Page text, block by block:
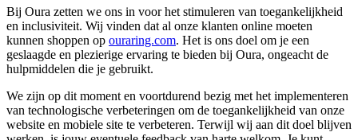
Bij Oura zetten we ons in voor het stimuleren van toegankelijkheid
en inclusiviteit. Wij vinden dat al onze klanten online moeten
kunnen shoppen op ouraring.com. Het is ons doel om je een
geslaagde en plezierige ervaring te bieden bij Oura, ongeacht de
hulpmiddelen die je gebruikt.
We zijn op dit moment en voortdurend bezig met het implementeren
van technologische verbeteringen om de toegankelijkheid van onze
website en mobiele site te verbeteren. Terwijl wij aan dit doel blijven